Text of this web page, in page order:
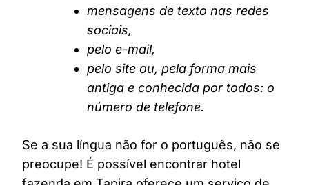
mensagens de texto nas redes
sociais,
pelo e-mail,
pelo site ou, pela forma mais
antiga e conhecida por todos: o
número de telefone.
Se a sua língua não for o português, não se
preocupe! É possível encontrar hotel